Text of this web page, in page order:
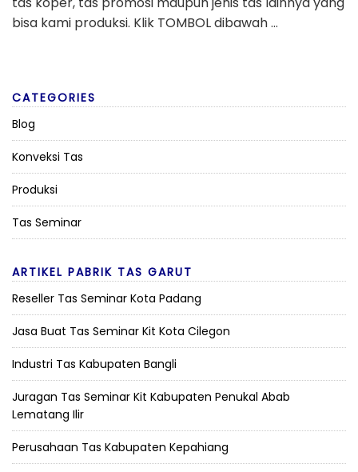
bisa kami produksi. Klik TOMBOL dibawah …
CATEGORIES
Blog
Konveksi Tas
Produksi
Tas Seminar
ARTIKEL PABRIK TAS GARUT
Reseller Tas Seminar Kota Padang
Jasa Buat Tas Seminar Kit Kota Cilegon
Industri Tas Kabupaten Bangli
Juragan Tas Seminar Kit Kabupaten Penukal Abab
Lematang Ilir
Perusahaan Tas Kabupaten Kepahiang